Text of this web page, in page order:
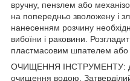
вручну, пензлем або
на попередньо зволожену і
нанесенням розчину
вибоїни і раковини.
пластмасовим шпателем або
ОЧИЩЕННЯ ІНСТРУМЕНТУ:
очищення водою.